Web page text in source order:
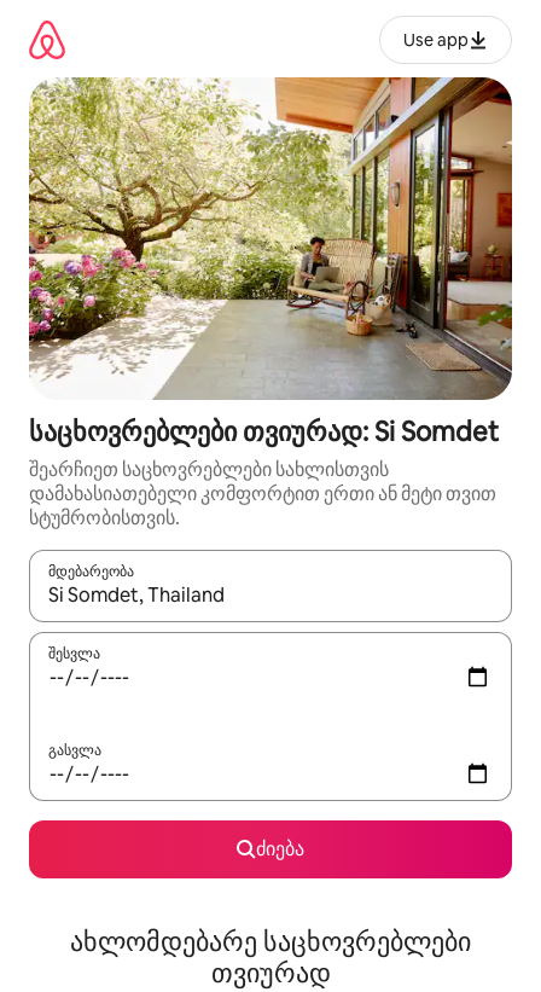
გადასვლა
Use app
საცხოვრებლები თვიურად: Si Somdet
შეარჩიეთ საცხოვრებლები სახლისთვის
დამახასიათებელი კომფორტით ერთი ან მეტი თვით
სტუმრობისთვის.
მდებარეობა
როცა შედეგები ხელმისაწვდომი გახდება, ნავიგაციისთვის
შესვლა
გასვლა
ძიება
ახლომდებარე საცხოვრებლები
თვიურად